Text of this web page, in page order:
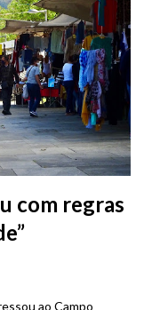
com regras
ao Campo